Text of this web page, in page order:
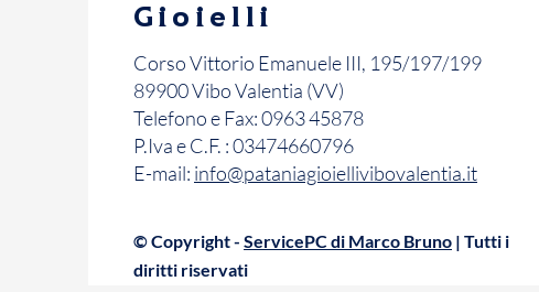
Gioielli
Corso Vittorio Emanuele III, 195/197/199
89900 Vibo Valentia (VV)
Telefono e Fax: 0963 45878
P.Iva e C.F. : 03474660796
E-mail: info@pataniagioiellivibovalentia.it
© Copyright - ServicePC di Marco Bruno | Tutti i
diritti riservati